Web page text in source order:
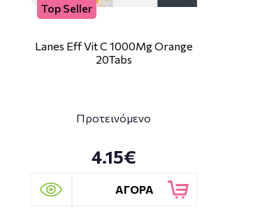
Top Seller
Lanes Eff Vit C 1000Mg Orange
20Tabs
Προτεινόμενο
4.15€
ΑΓΟΡΑ